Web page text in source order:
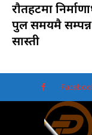
राैतहटमा
पुल समयमै सम्पन्न
सास्ती